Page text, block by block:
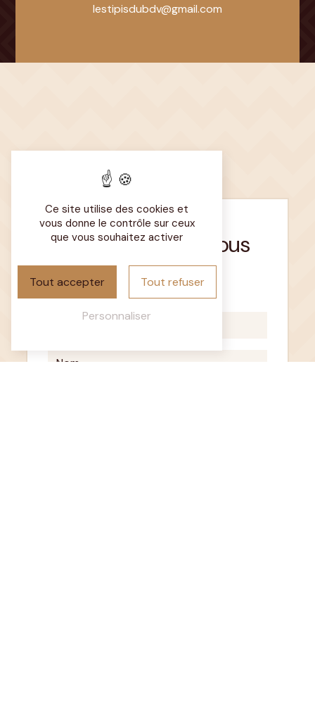
lestipisdubdv@gmail.com
N'hésitez pas à nous
contacter
Ce site utilise des cookies et
vous donne le contrôle sur ceux
que vous souhaitez activer
Tout accepter Tout refuser
Personnaliser